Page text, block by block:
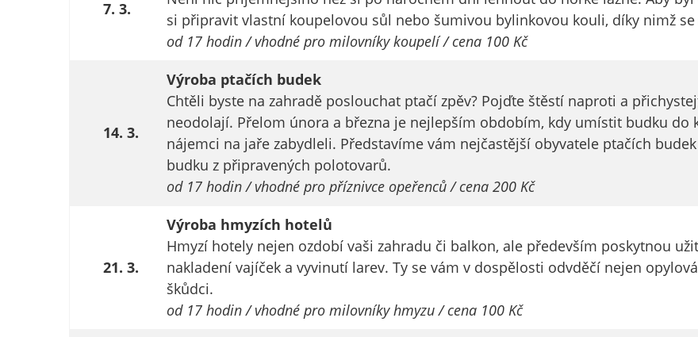
7. 3.
si připravit vlastní koupelovou sůl nebo šumivou bylinkovou kouli, díky nimž
od 17 hodin / vhodné pro milovníky koupelí / cena 100 Kč
14. 3.
Výroba ptačích budek
Chtěli byste na zahradě poslouchat ptačí zpěv? Pojďte štěstí naproti a
neodolají. Přelom února a března je nejlepším obdobím, kdy umístit budku do
nájemci na jaře zabydleli. Představíme vám nejčastější obyvatele ptačích
budku z připravených polotovarů.
od 17 hodin / vhodné pro příznivce opeřenců / cena 200 Kč
21. 3.
Výroba hmyzích hotelů
Hmyzí hotely nejen ozdobí vaši zahradu či balkon, ale především poskytnou
nakladení vajíček a vyvinutí larev. Ty se vám v dospělosti odvděčí nejen
škůdci.
od 17 hodin / vhodné pro milovníky hmyzu / cena 100 Kč
nebo reklamy jak
na našich
tomu můžeme
vytvářet profily
založené na Vašich
zájmech, tak zvané
možná
bezprostřední